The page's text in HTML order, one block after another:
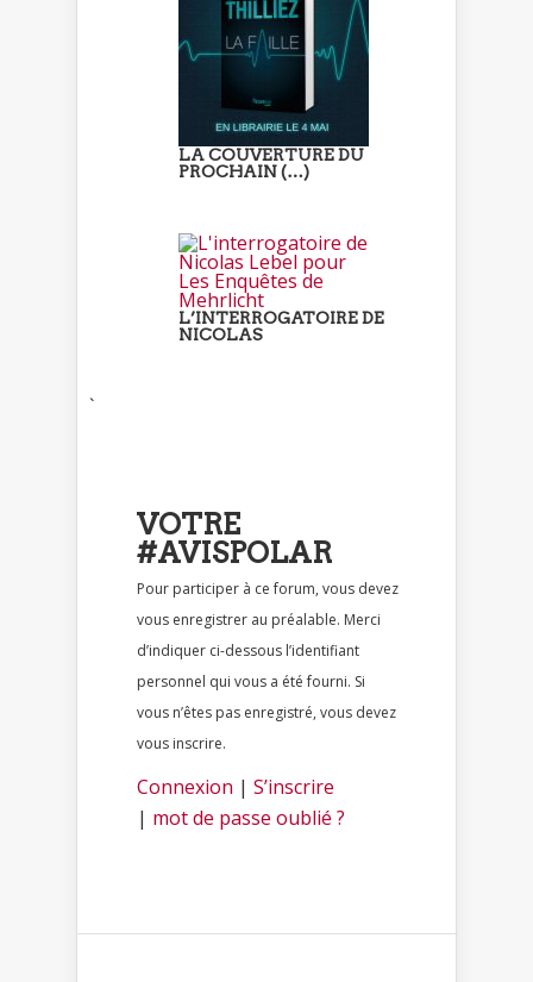
LA COUVERTURE DU
PROCHAIN (…)
L’INTERROGATOIRE DE
NICOLAS
`
VOTRE
#AVISPOLAR
Pour participer à ce forum, vous devez
vous enregistrer au préalable. Merci
d’indiquer ci-dessous l’identifiant
personnel qui vous a été fourni. Si
vous n’êtes pas enregistré, vous devez
vous inscrire.
Connexion | S’inscrire
| mot de passe oublié ?